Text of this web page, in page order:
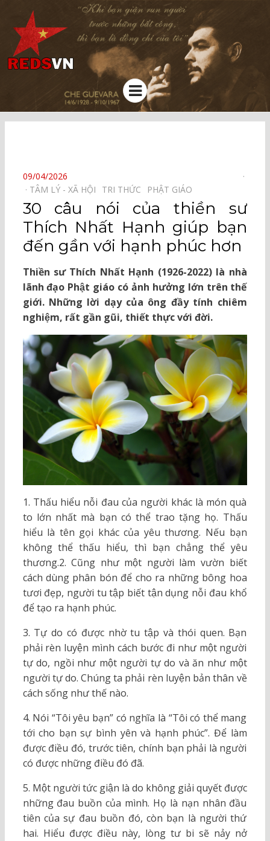
Kênh chia sẻ tri thức cộng đồng
Menu
POSTED
ON
09/04/2026
TÂM LÝ - XÃ HỘI⠀ TRI THỨC⠀ PHẬT GIÁO⠀
30 câu nói của thiền sư
Thích Nhất Hạnh giúp bạn
đến gần với hạnh phúc hơn
Thiền sư Thích Nhất Hạnh (1926-2022) là nhà
lãnh đạo Phật giáo có ảnh hưởng lớn trên thế
giới. Những lời dạy của ông đầy tính chiêm
nghiệm, rất gần gũi, thiết thực với đời.
1. Thấu hiểu nỗi đau của người khác là món quà
to lớn nhất mà bạn có thể trao tặng họ. Thấu
hiểu là tên gọi khác của yêu thương. Nếu bạn
không thể thấu hiểu, thì bạn chẳng thể yêu
thương.2. Cũng như một người làm vườn biết
cách dùng phân bón để cho ra những bông hoa
tươi đẹp, người tu tập biết tận dụng nỗi đau khổ
để tạo ra hạnh phúc.
3. Tự do có được nhờ tu tập và thói quen. Bạn
phải rèn luyện mình cách bước đi như một người
tự do, ngồi như một người tự do và ăn như một
người tự do. Chúng ta phải rèn luyện bản thân về
cách sống như thế nào.
4. Nói “Tôi yêu bạn” có nghĩa là “Tôi có thể mang
tới cho bạn sự bình yên và hạnh phúc”. Để làm
được điều đó, trước tiên, chính bạn phải là người
có được những điều đó đã.
5. Một người tức giận là do không giải quyết được
những đau buồn của mình. Họ là nạn nhân đầu
tiên của sự đau buồn đó, còn bạn là người thứ
hai. Hiểu được điều này, lòng tư bi sẽ nảy nở